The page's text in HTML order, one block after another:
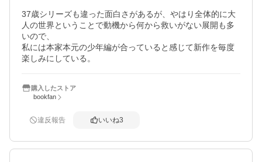
37歳シリーズも違った面白さがあるが、やはり全体的に大
人の世界ということで動機から何から救いがない展開も多
いので、
私には本家本元の少年編が合っていると感じて新作を毎度
楽しみにしている。
購入したストア
bookfan
違反報告 いいね3